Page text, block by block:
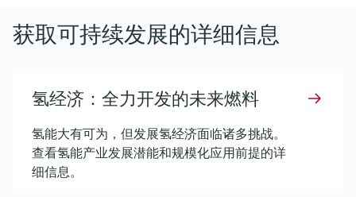
获取可持续发展的详细信息
氢经济：全力开发的未来燃料
氢能大有可为，但发展氢经济面临诸多挑战。
查看氢能产业发展潜能和规模化应用前提的详
细信息。